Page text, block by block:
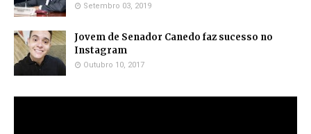
Setembro 03, 2019
Jovem de Senador Canedo faz sucesso no
Instagram
Outubro 10, 2017